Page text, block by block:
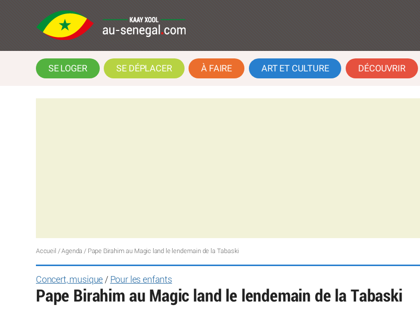
SE LOGER SE DÉPLACER À FAIRE ART ET CULTURE DÉCOUVRIR
Accueil /Agenda / Pape Birahim au Magic land le lendemain de la Tabaski
Concert, musique / Pour les enfants
Pape Birahim au Magic land le lendemain de la Tabaski